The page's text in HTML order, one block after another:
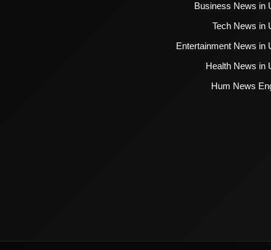
Business News in
Tech News in
Entertainment News in
Health News in
Hum News